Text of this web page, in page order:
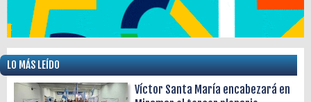
LO MÁS LEÍDO
Víctor Santa María encabezará en